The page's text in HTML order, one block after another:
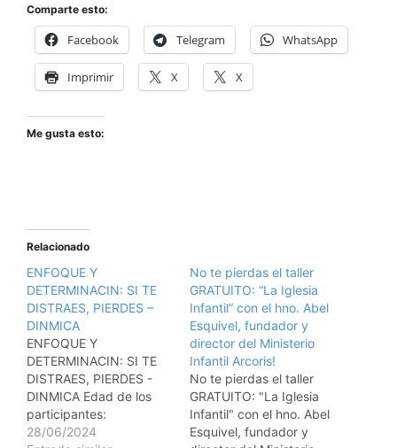
Comparte esto:
Facebook Telegram WhatsApp
Imprimir X X
Me gusta esto:
Relacionado
ENFOQUE Y
DETERMINACIN: SI TE
DISTRAES, PIERDES –
DINMICA
ENFOQUE Y
DETERMINACIN: SI TE
DISTRAES, PIERDES -
DINMICA Edad de los
participantes:
Adolescentes de 12 a 14
28/06/2024
No te pierdas el taller
GRATUITO: “La Iglesia
Infantil” con el hno. Abel
Esquivel, fundador y
director del Ministerio
Infantil Arcoris!
No te pierdas el taller
GRATUITO: "La Iglesia
Infantil" con el hno. Abel
Esquivel, fundador y